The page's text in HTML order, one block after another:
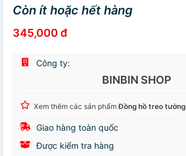
Còn ít hoặc hết hàng
345,000 đ
Công ty:
BINBIN SHOP
Xem thêm các sản phẩmĐồng hồ treo tường
Giao hàng toàn quốc
Được kiểm tra hàng